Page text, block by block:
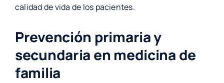
calidad de vida de los pacientes.
Prevención primaria y
secundaria en medicina de
familia